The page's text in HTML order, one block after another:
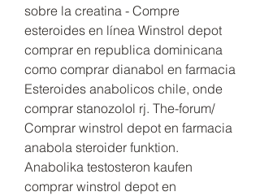
sobre la creatina - Compre
esteroides en línea Winstrol depot
comprar en republica dominicana
como comprar dianabol en farmacia
Esteroides anabolicos chile, onde
comprar stanozolol rj. The-forum/
Comprar winstrol depot en farmacia
anabola steroider funktion.
Anabolika testosteron kaufen
comprar winstrol depot en